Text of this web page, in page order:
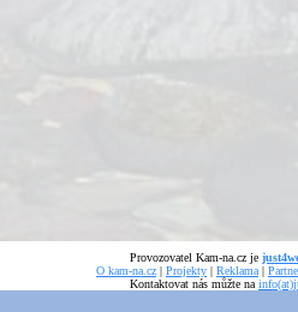
Provozovatel Kam-na.cz je
O kam-na.cz | Projekty | Reklama |
Kontaktovat nás můžte na